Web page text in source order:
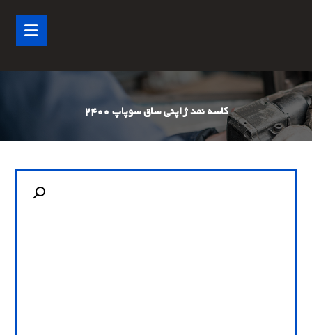
کاسه نمد ژاپنی ساق سوپاپ 2400